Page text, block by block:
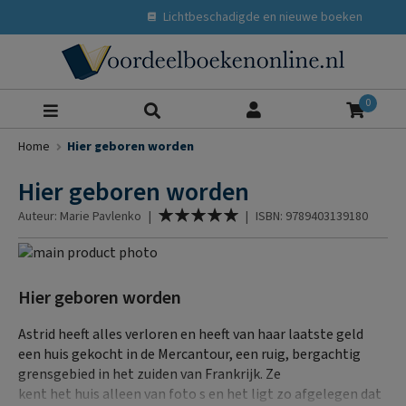
Lichtbeschadigde en nieuwe boeken
0
Home Hier geboren worden
Hier geboren worden
Auteur: Marie Pavlenko | Waardering:
% of
| ISBN: 9789403139180
Ga
het
van
de
afbeeldingen-
gallerij
naar
begin
van
de
afbeeldingen-
Hier geboren worden
Astrid heeft alles verloren en heeft van haar laatste geld
een huis gekocht in de Mercantour, een ruig, bergachtig
grensgebied in het zuiden van Frankrijk. Ze
kent het huis alleen van foto s en het ligt zo afgelegen dat